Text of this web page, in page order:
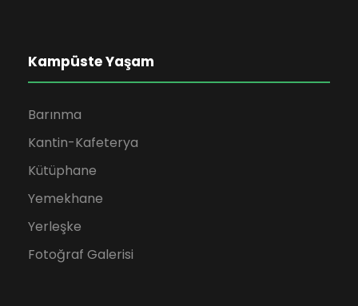
Kampüste Yaşam
Barınma
Kantin-Kafeterya
Kütüphane
Yemekhane
Yerleşke
Fotoğraf Galerisi